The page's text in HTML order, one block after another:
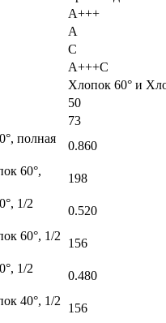
A+++
A
C
A+++C
Хлопок 60° и
50
73
полная
0.860
60°,
198
1/2
0.520
60°, 1/2
156
1/2
0.480
40°, 1/2
156